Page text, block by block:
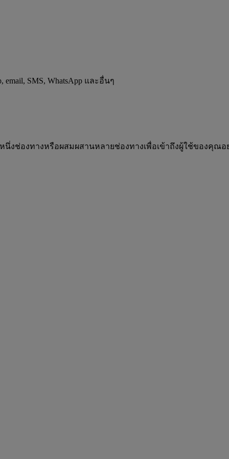
SMS, WhatsApp และอื่นๆ
นึ่งช่องทางหรือผสมผสานหลายช่องทางเพื่อเข้าถึงผู้ใช้ของคุณ